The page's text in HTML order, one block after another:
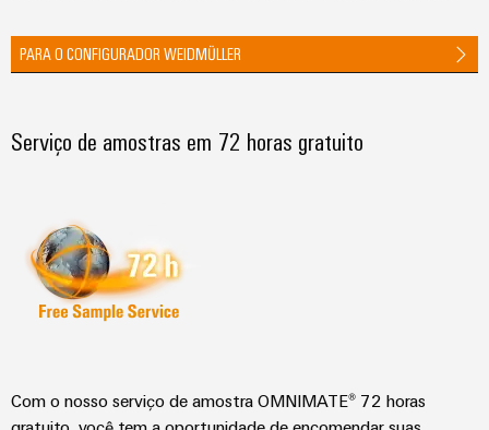
PARA O CONFIGURADOR WEIDMÜLLER
Serviço de amostras em 72 horas gratuito
Com o nosso serviço de amostra OMNIMATE® 72 horas